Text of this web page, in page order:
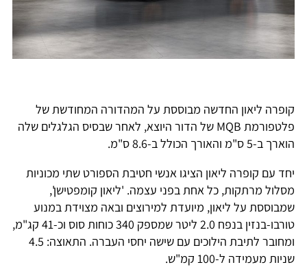
קופרה ליאון החדשה מבוססת על המהדורה המחודשת של
פלטפורמת MQB של הדור היוצא, לאחר שבסיס הגלגלים שלה
הוארך ב-5 ס"מ והאורך הכולל ב-8.6 ס"מ.
יחד עם קופרה ליאון הציגו אנשי חטיבת הספורט שתי מכוניות
מסלול מרתקות, כל אחת בפני עצמה. 'ליאון קומפטישן',
שמבוססת על ליאון, מיועדת למירוצים ובאה מצוידת במנוע
טורבו-בנזין בנפח 2.0 ליטר שמספק 340 כוחות סוס וכ-41 קג"מ,
ומחובר לתיבת הילוכים עם שישה יחסי העברה. התאוצה: 4.5
שניות מעמידה ל-100 קמ"ש.